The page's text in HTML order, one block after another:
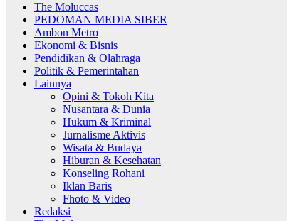
The Moluccas
PEDOMAN MEDIA SIBER
Ambon Metro
Ekonomi & Bisnis
Pendidikan & Olahraga
Politik & Pemerintahan
Lainnya
Opini & Tokoh Kita
Nusantara & Dunia
Hukum & Kriminal
Jurnalisme Aktivis
Wisata & Budaya
Hiburan & Kesehatan
Konseling Rohani
Iklan Baris
Fhoto & Video
Redaksi